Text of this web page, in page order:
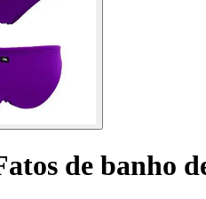
de banho